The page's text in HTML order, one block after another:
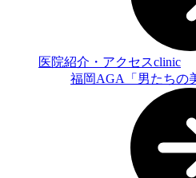
医院紹介・アクセスclinic
福岡AGA「男たちの